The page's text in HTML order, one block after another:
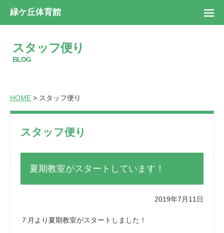
緑ケ丘体育館
スタッフ便り
BLOG
HOME > スタッフ便り
スタッフ便り
夏期教室がスタートしています！
2019年7月11日
７月より夏期教室がスタートしました！